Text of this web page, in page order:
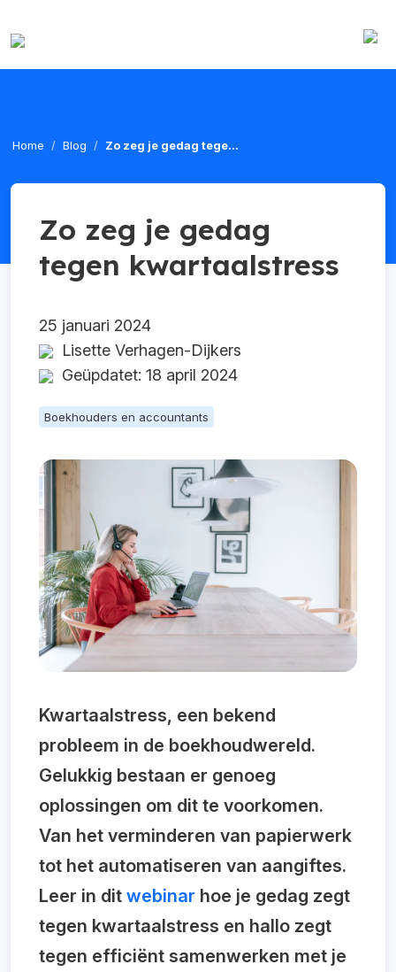
Home Blog Zo zeg je gedag tege...
Zo zeg je gedag
tegen kwartaalstress
25 januari 2024
Lisette Verhagen-Dijkers
Geüpdatet: 18 april 2024
Boekhouders en accountants
Kwartaalstress, een bekend
probleem in de boekhoudwereld.
Gelukkig bestaan er genoeg
oplossingen om dit te voorkomen.
Van het verminderen van papierwerk
tot het automatiseren van aangiftes.
Leer in dit webinar hoe je gedag zegt
tegen kwartaalstress en hallo zegt
tegen efficiënt samenwerken met je